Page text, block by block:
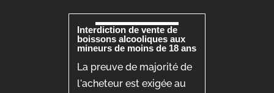
Interdiction de vente de
boissons alcooliques aux
mineurs de moins de 18 ans
La preuve de majorité de
l'acheteur est exigée au